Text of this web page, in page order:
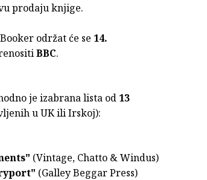
prodaju knjige.
održat će se 14.
BBC.
je izabrana lista od 13
u UK ili Irskoj):
(Vintage, Chatto & Windus)
(Galley Beggar Press)